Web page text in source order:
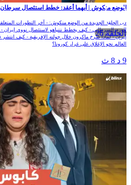
الحلقة 26
الوضع منكوش | أيهما أعقد: خطط استئصال سرطان
في الحلقة الجديدة من الوضع منكوش: - آخر التطورات
الورم السرطاني - كيف يخطط نتنياهو لاستئصال نووي إيران -
إيران - لماذا صرخ ماكرون خلال جولته الإفريقية - كيف انتشر
العالم نحو الإغلاق على غرار كورونا؟